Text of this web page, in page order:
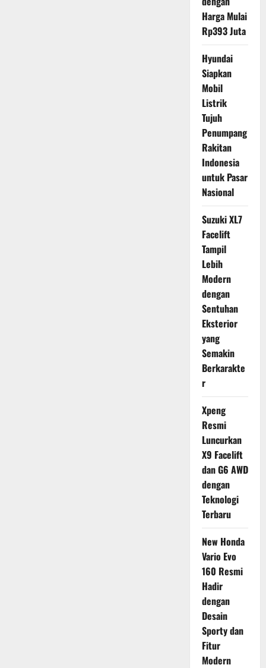
Harga Mulai
Rp393 Juta
Hyundai
Siapkan
Mobil
Listrik
Tujuh
Penumpang
Rakitan
Indonesia
untuk Pasar
Nasional
Suzuki XL7
Facelift
Tampil
Lebih
Modern
dengan
Sentuhan
Eksterior
yang
Semakin
Berkarakte
r
Xpeng
Resmi
Luncurkan
X9 Facelift
dan G6 AWD
dengan
Teknologi
Terbaru
New Honda
Vario Evo
160 Resmi
Hadir
dengan
Desain
Sporty dan
Fitur
Modern